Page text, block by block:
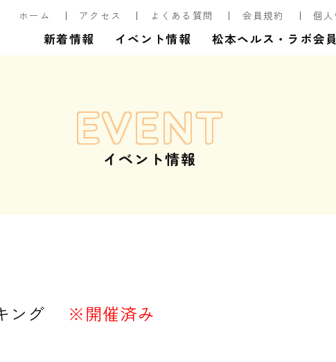
ホーム アクセス よくある質問 会員規約 個
新着情報 イベント情報 松本ヘルス・ラボ会員
EVENT
イベント情報
ング ※開催済み